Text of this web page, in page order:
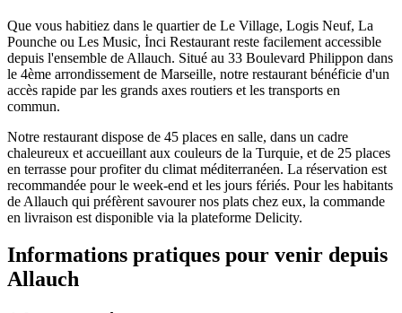
Que vous habitiez dans le quartier de Le Village, Logis Neuf, La
Pounche ou Les Music, İnci Restaurant reste facilement accessible
depuis l'ensemble de Allauch. Situé au 33 Boulevard Philippon dans
le 4ème arrondissement de Marseille, notre restaurant bénéficie d'un
accès rapide par les grands axes routiers et les transports en
commun.
Notre restaurant dispose de 45 places en salle, dans un cadre
chaleureux et accueillant aux couleurs de la Turquie, et de 25 places
en terrasse pour profiter du climat méditerranéen. La réservation est
recommandée pour le week-end et les jours fériés. Pour les habitants
de Allauch qui préfèrent savourer nos plats chez eux, la commande
en livraison est disponible via la plateforme Delicity.
Informations pratiques pour venir depuis
Allauch